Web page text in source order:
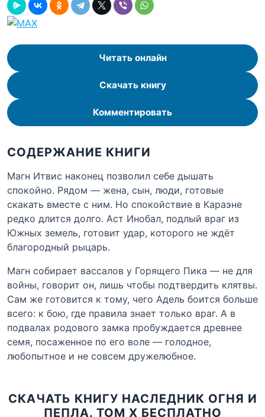
Читать онлайн
Скачать книгу
Комментировать
СОДЕРЖАНИЕ КНИГИ
Магн Итвис наконец позволил себе дышать
спокойно. Рядом — жена, сын, люди, готовые
скакать вместе с ним. Но спокойствие в Караэне
редко длится долго. Аст Инобал, подлый враг из
Южных земель, готовит удар, которого не ждёт
благородный рыцарь.
Магн собирает вассалов у Горящего Пика — не для
войны, говорит он, лишь чтобы подтвердить клятвы.
Сам же готовится к тому, чего Адель боится больше
всего: к бою, где правила знает только враг. А в
подвалах родового замка пробуждается древнее
семя, посаженное по его воле — голодное,
любопытное и не совсем дружелюбное.
СКАЧАТЬ КНИГУ НАСЛЕДНИК ОГНЯ И
ПЕПЛА. ТОМ Х БЕСПЛАТНО